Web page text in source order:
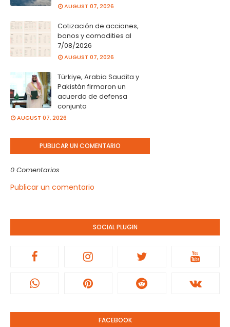
AUGUST 07, 2026
Cotización de acciones,
bonos y comodities al
7/08/2026
AUGUST 07, 2026
Türkiye, Arabia Saudita y
Pakistán firmaron un
acuerdo de defensa
conjunta
AUGUST 07, 2026
PUBLICAR UN COMENTARIO
0 Comentarios
Publicar un comentario
SOCIAL PLUGIN
FACEBOOK